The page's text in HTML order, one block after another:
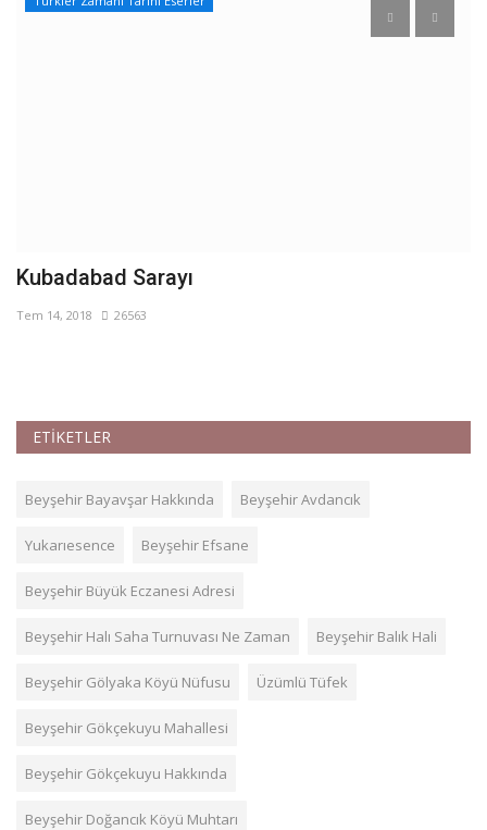
Kubadabad Sarayı
Tem 14, 2018 26563
ETİKETLER
Beyşehir Bayavşar Hakkında Beyşehir Avdancık
Yukarıesence Beyşehir Efsane
Beyşehir Büyük Eczanesi Adresi
Beyşehir Halı Saha Turnuvası Ne Zaman Beyşehir Balık Hali
Beyşehir Gölyaka Köyü Nüfusu Üzümlü Tüfek
Beyşehir Gökçekuyu Mahallesi
Beyşehir Gökçekuyu Hakkında
Beyşehir Doğancık Köyü Muhtarı